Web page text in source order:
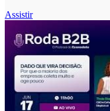
Assistir